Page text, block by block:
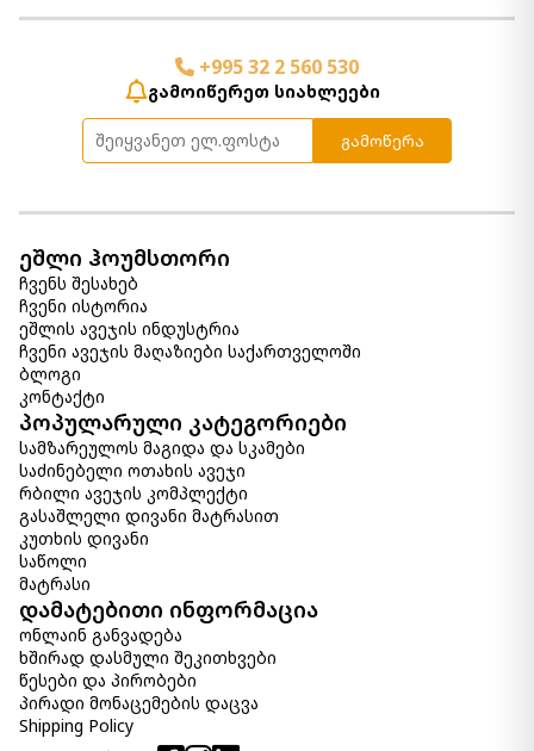
+995 32 2 560 530
გამოიწერეთ სიახლეები
გამოწერა
ეშლი ჰოუმსთორი
ჩვენს შესახებ
ჩვენი ისტორია
ეშლის ავეჯის ინდუსტრია
ჩვენი ავეჯის მაღაზიები საქართველოში
ბლოგი
კონტაქტი
პოპულარული კატეგორიები
სამზარეულოს მაგიდა და სკამები
საძინებელი ოთახის ავეჯი
რბილი ავეჯის კომპლექტი
გასაშლელი დივანი მატრასით
კუთხის დივანი
საწოლი
მატრასი
დამატებითი ინფორმაცია
ონლაინ განვადება
ხშირად დასმული შეკითხვები
წესები და პირობები
პირადი მონაცემების დაცვა
Shipping Policy